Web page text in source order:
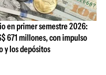
en primer semestre 2026:
671 millones, con impulso
y los depósitos